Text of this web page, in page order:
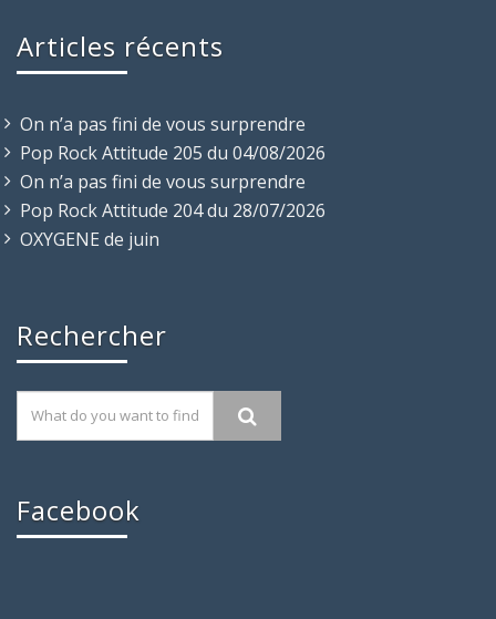
Articles récents
On n’a pas fini de vous surprendre
Pop Rock Attitude 205 du 04/08/2026
On n’a pas fini de vous surprendre
Pop Rock Attitude 204 du 28/07/2026
OXYGENE de juin
Rechercher
Facebook